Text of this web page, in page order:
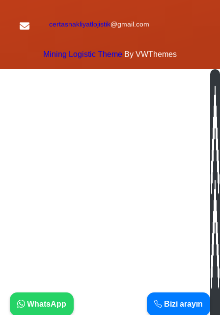
certasnakliyatlojistik@gmail.com
Mining Logistic Theme By VWThemes
Bizi arayın
WhatsApp